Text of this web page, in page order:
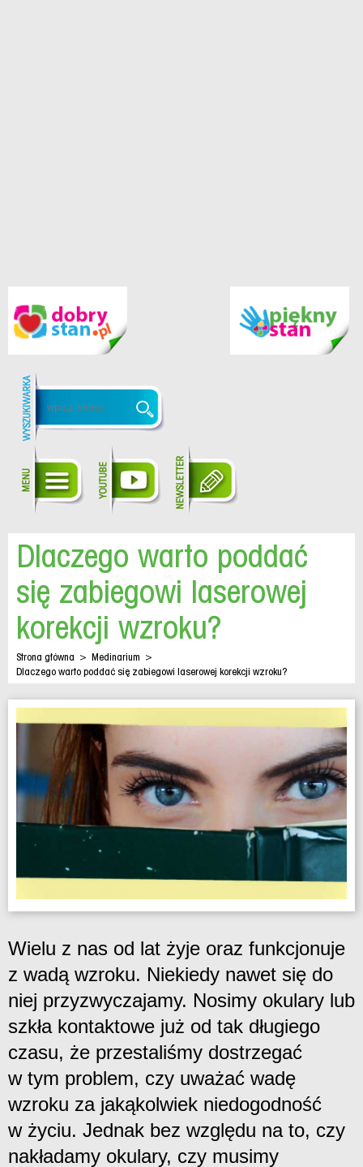
Dlaczego warto poddać
się zabiegowi laserowej
korekcji wzroku?
Strona główna > Medinarium >
Dlaczego warto poddać się zabiegowi laserowej korekcji wzroku?
Wielu z nas od lat żyje oraz funkcjonuje
z wadą wzroku. Niekiedy nawet się do
niej przyzwyczajamy. Nosimy okulary lub
szkła kontaktowe już od tak długiego
czasu, że przestaliśmy dostrzegać
w tym problem, czy uważać wadę
wzroku za jakąkolwiek niedogodność
w życiu. Jednak bez względu na to, czy
nakładamy okulary, czy musimy